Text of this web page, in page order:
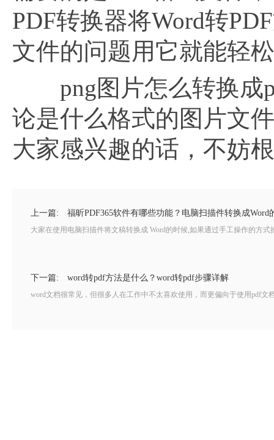
PDF转换器将Word转
文件的问题用它就能轻
png图片怎么转换成
论是什么格式的图片文
大家感兴趣的话，不妨
上一篇: 福昕PDF365软件有哪些功能？电脑扫描件转换成Word
大家在使用电脑扫描件将文稿转换成 Word的时候,如果通过手工操作的方
下一篇: word转pdf方法是什么？word转pdf步骤详解
word文档很常见，但很多人在工作中不太喜欢使用，而更偏向于使用pdf